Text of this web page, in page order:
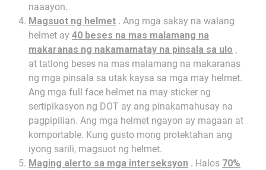
naaayon.
Magsuot ng helmet . Ang mga sakay na walang
helmet ay 40 beses na mas malamang na
makaranas ng nakamamatay na pinsala sa ulo ,
at tatlong beses na mas malamang na makaranas
ng mga pinsala sa utak kaysa sa mga may helmet.
Ang mga full face helmet na may sticker ng
sertipikasyon ng DOT ay ang pinakamahusay na
pagpipilian. Ang mga helmet ngayon ay magaan at
komportable. Kung gusto mong protektahan ang
iyong sarili, magsuot ng helmet.
Maging alerto sa mga interseksyon . Halos 70%